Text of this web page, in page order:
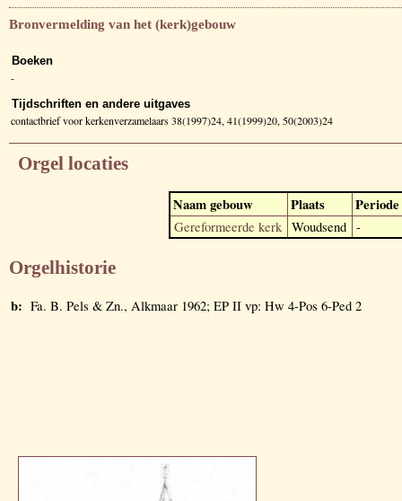
Bronvermelding van het (kerk)gebouw
Boeken
-
Tijdschriften en andere uitgaves
contactbrief voor kerkenverzamelaars 38(1997)24, 41(1999)20, 50(2003)24
Orgel locaties
Naam gebouw Plaats Periode
Gereformeerde kerk Woudsend -
Orgelhistorie
b: Fa. B. Pels & Zn., Alkmaar 1962; EP II vp: Hw 4-Pos 6-Ped 2